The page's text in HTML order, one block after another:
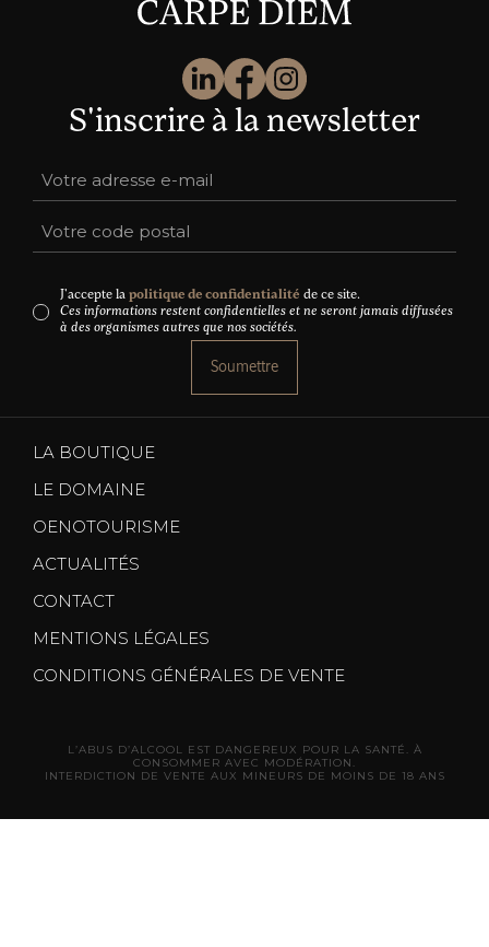
S'inscrire à la newsletter
J'accepte lapolitique de confidentialité de ce site.
Ces informations restent confidentielles et ne seront jamais diffusées
à des organismes autres que nos sociétés.
LA BOUTIQUE
LE DOMAINE
OENOTOURISME
ACTUALITÉS
CONTACT
MENTIONS LÉGALES
CONDITIONS GÉNÉRALES DE VENTE
L’ABUS D’ALCOOL EST DANGEREUX POUR LA SANTÉ. À
CONSOMMER AVEC MODÉRATION.
INTERDICTION DE VENTE AUX MINEURS DE MOINS DE 18 ANS